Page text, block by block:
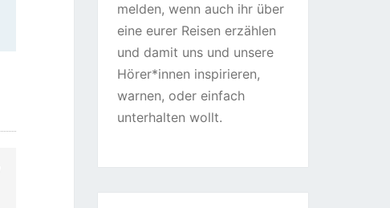
melden, wenn auch ihr über
eine eurer Reisen erzählen
und damit uns und unsere
Hörer*innen inspirieren,
warnen, oder einfach
unterhalten wollt.